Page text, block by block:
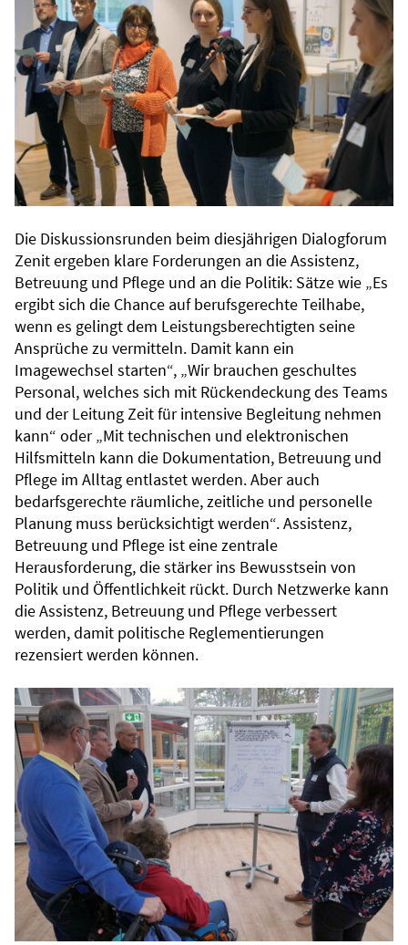
Die Diskussionsrunden beim diesjährigen Dialogforum
Zenit ergeben klare Forderungen an die Assistenz,
Betreuung und Pflege und an die Politik: Sätze wie „Es
ergibt sich die Chance auf berufsgerechte Teilhabe,
wenn es gelingt dem Leistungsberechtigten seine
Ansprüche zu vermitteln. Damit kann ein
Imagewechsel starten“, „Wir brauchen geschultes
Personal, welches sich mit Rückendeckung des Teams
und der Leitung Zeit für intensive Begleitung nehmen
kann“ oder „Mit technischen und elektronischen
Hilfsmitteln kann die Dokumentation, Betreuung und
Pflege im Alltag entlastet werden. Aber auch
bedarfsgerechte räumliche, zeitliche und personelle
Planung muss berücksichtigt werden“. Assistenz,
Betreuung und Pflege ist eine zentrale
Herausforderung, die stärker ins Bewusstsein von
Politik und Öffentlichkeit rückt. Durch Netzwerke kann
die Assistenz, Betreuung und Pflege verbessert
werden, damit politische Reglementierungen
rezensiert werden können.